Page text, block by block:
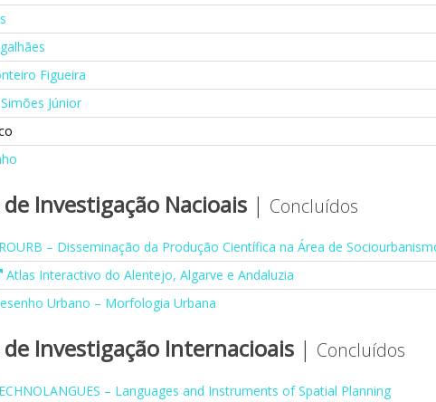
Figueira
Júnior
Investigação Nacioais | Concluídos
– Disseminação da Produção Científica na Área de
Atlas Interactivo do Alentejo, Algarve e Andaluzia
Urbano – Morfologia Urbana
Investigação Internacioais | Concluídos
– Languages and Instruments of Spatial Planning